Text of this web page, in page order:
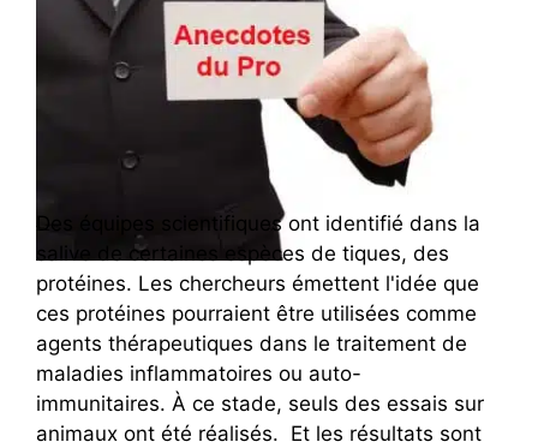
Des équipes scientifiques ont identifié dans la
salive de certaines espèces de tiques, des
protéines. Les chercheurs émettent l'idée que
ces protéines pourraient être utilisées comme
agents thérapeutiques dans le traitement de
maladies inflammatoires ou auto-
immunitaires. À ce stade, seuls des essais sur
animaux ont été réalisés. Et les résultats sont